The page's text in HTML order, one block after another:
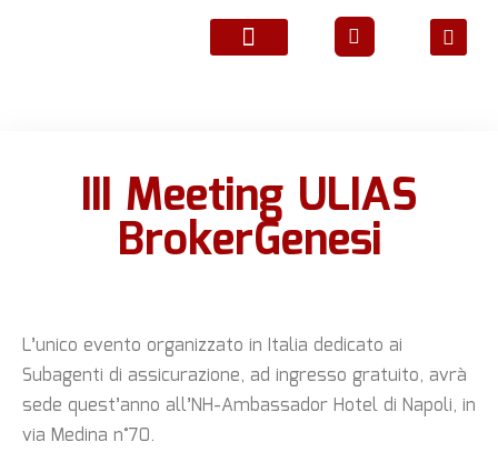
III Meeting ULIAS
BrokerGenesi
L’unico evento organizzato in Italia dedicato ai
Subagenti di assicurazione, ad ingresso gratuito, avrà
sede quest’anno all’NH-Ambassador Hotel di Napoli, in
via Medina n°70.